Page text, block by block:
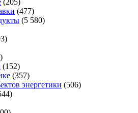
(205)
(477)
(5 580)
(152)
(357)
энергетики (506)